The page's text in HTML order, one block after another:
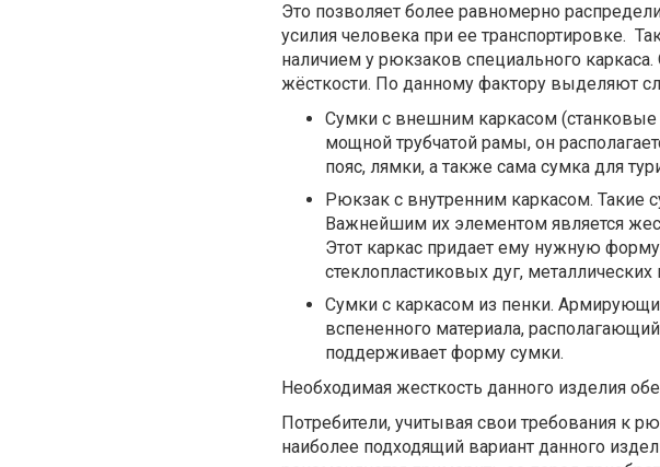
Это позволяет более равномерно
усилия человека при ее транспортировке.
наличием у рюкзаков специального
жёсткости. По данному фактору выделяют
Сумки с внешним каркасом (станковые
мощной трубчатой рамы, он
пояс, лямки, а также сама сумка для
Рюкзак с внутренним каркасом. Такие
Важнейшим их элементом является
Этот каркас придает ему нужную
стеклопластиковых дуг, металлических
Сумки с каркасом из пенки.
вспененного материала,
поддерживает форму сумки.
Необходимая жесткость данного изделия
Потребители, учитывая свои требования к
наиболее подходящий вариант данного